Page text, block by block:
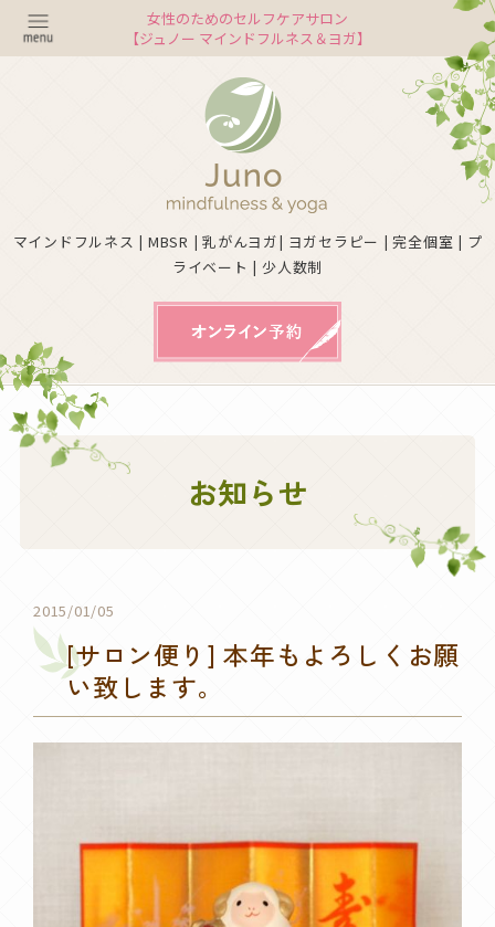
女性のためのセルフケアサロン
【ジュノー マインドフルネス＆ヨガ】
マインドフルネス | MBSR | 乳がんヨガ| ヨガセラピー | 完全個室 | プ
ライベート | 少人数制
お知らせ
2015/01/05
[サロン便り] 本年もよろしくお願
い致します。